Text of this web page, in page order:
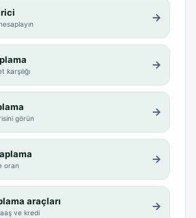
→
→
görün →
oran →
araçları
ve kredi →